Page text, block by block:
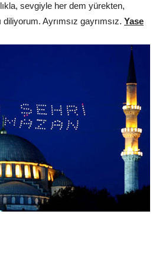
sevgiyle her dem yürekten,
Ayrımsız gayrımsız. Yase